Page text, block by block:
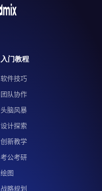
入门教程
软件技巧
团队协作
头脑风暴
设计探索
创新教学
考公考研
绘图
战略规划